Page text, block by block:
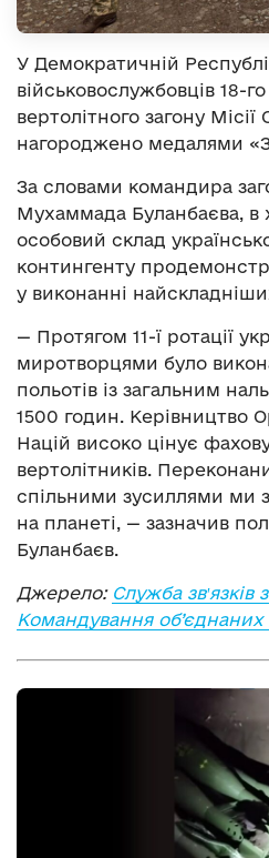
У Демократичній
військовослужбовців 18-
вертолітного загону Місії
нагороджено медалями
За словами командира
Мухаммада Буланбаєва, в
особовий склад
контингенту
у виконанні
— Протягом 11-ї ротації
миротворцями було
польотів із загальним
1500 годин. Керівництво
Націй високо цінує
вертолітників.
спільними зусиллями ми
на планеті, — зазначив
Буланбаєв.
Джерело: Служба звʹязків
Командування